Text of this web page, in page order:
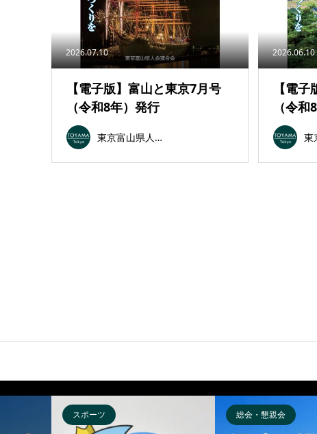
2026.07.10
【電子版】富山と東京7月号
（令和8年）発行
東京富山県人会連合会
2026.06.10
【電
（令
スポーツ 総会・懇親会